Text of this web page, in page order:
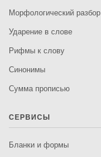
Морфологический разбор
Ударение в слове
Рифмы к слову
Синонимы
Сумма прописью
СЕРВИСЫ
Бланки и формы